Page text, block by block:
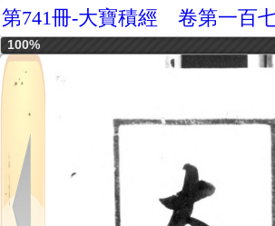
第741冊-大寶積經 卷第一百
100%